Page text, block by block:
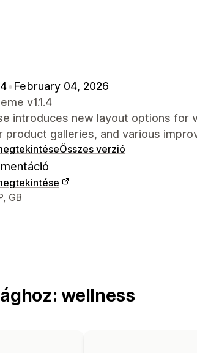
•February 04, 2026
v1.1.4
introduces new layout options for
product galleries, and various
Összes verzió
adatai
GB
wellness